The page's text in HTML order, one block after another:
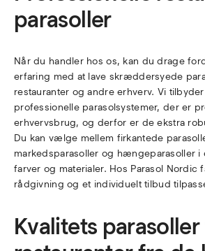
på
varesiden
parasoller
Når du handler hos os, kan du drage
erfaring med at lave skræddersyede
restauranter og andre erhverv. Vi
professionelle parasolsystemer, der er
erhvervsbrug, og derfor er de ekstra
Du kan vælge mellem firkantede
markedsparasoller og hængeparasoller
farver og materialer. Hos Parasol Nordic
rådgivning og et individuelt tilbud
Kvalitets parasoller